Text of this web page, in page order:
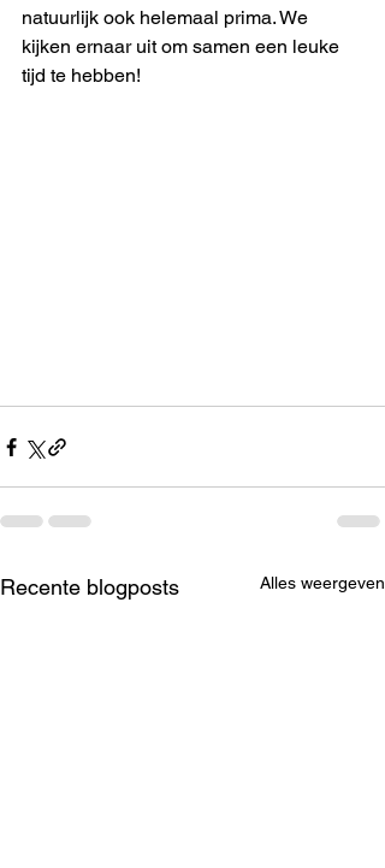
natuurlijk ook helemaal prima. We
kijken ernaar uit om samen een leuke
tijd te hebben!
Recente blogposts Alles weergeven